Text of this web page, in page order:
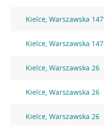
Kielce, Warszawska 147
Kielce, Warszawska 147
Kielce, Warszawska 26
Kielce, Warszawska 26
Kielce, Warszawska 26